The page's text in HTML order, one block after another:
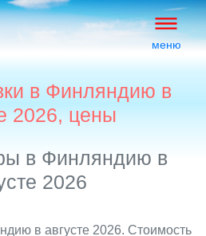
меню
в Финляндию в
2026, цены
в Финляндию в
2026
в августе 2026. Стоимость